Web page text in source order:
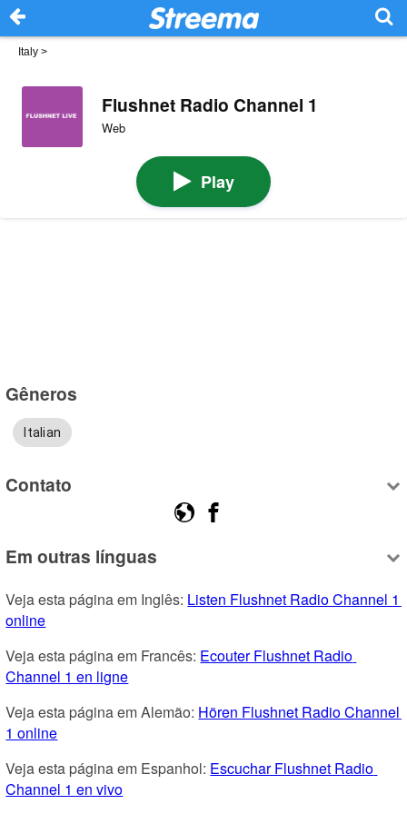
Italy >
Flushnet Radio Channel 1
Web
Play
Gêneros
Italian
Contato
Em outras línguas
Veja esta página em Inglês: Listen Flushnet Radio Channel 1
online
Veja esta página em Francês: Ecouter Flushnet Radio
Channel 1 en ligne
Veja esta página em Alemão: Hören Flushnet Radio Channel
1 online
Veja esta página em Espanhol: Escuchar Flushnet Radio
Channel 1 en vivo